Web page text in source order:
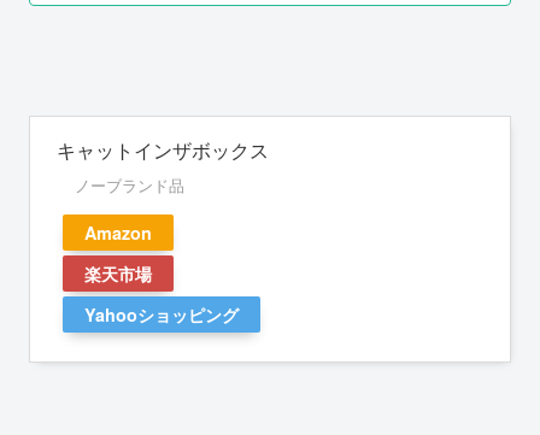
キャットインザボックス
ノーブランド品
Amazon
楽天市場
Yahooショッピング